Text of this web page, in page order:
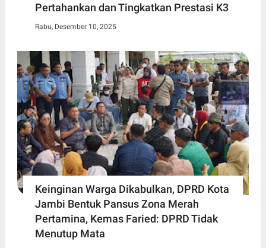
Pertahankan dan Tingkatkan Prestasi K3
Rabu, Desember 10, 2025
Keinginan Warga Dikabulkan, DPRD Kota
Jambi Bentuk Pansus Zona Merah
Pertamina, Kemas Faried: DPRD Tidak
Menutup Mata